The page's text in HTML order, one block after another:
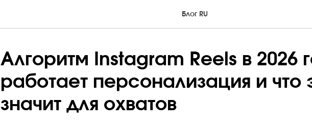
Блог RU
Алгоритм Instagram Reels в 2026
работает персонализация и что
значит для охватов